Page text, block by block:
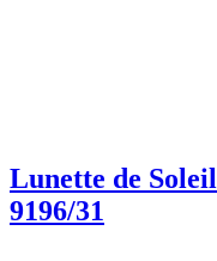
Lunette de
9196/31